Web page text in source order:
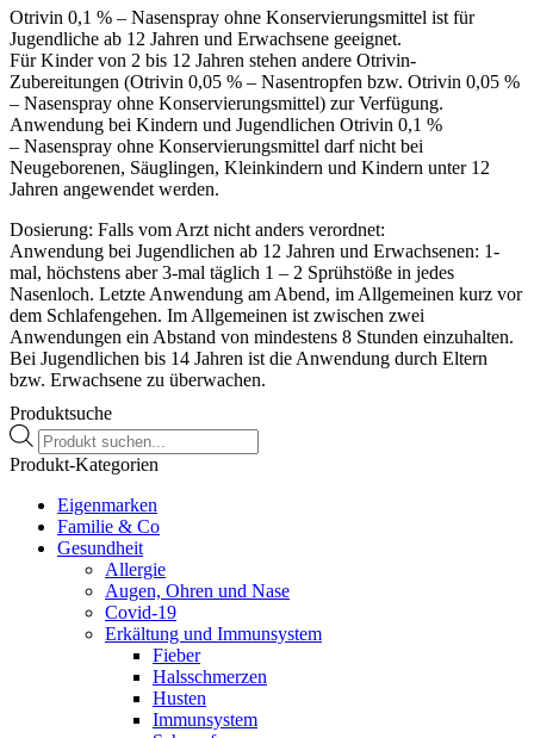
Otrivin 0,1 % – Nasenspray ohne Konservierungsmittel ist für
Jugendliche ab 12 Jahren und Erwachsene geeignet.
Für Kinder von 2 bis 12 Jahren stehen andere Otrivin-
Zubereitungen (Otrivin 0,05 % – Nasentropfen bzw. Otrivin 0,05 %
– Nasenspray ohne Konservierungsmittel) zur Verfügung.
Anwendung bei Kindern und Jugendlichen Otrivin 0,1 %
– Nasenspray ohne Konservierungsmittel darf nicht bei
Neugeborenen, Säuglingen, Kleinkindern und Kindern unter 12
Jahren angewendet werden.
Dosierung: Falls vom Arzt nicht anders verordnet:
Anwendung bei Jugendlichen ab 12 Jahren und Erwachsenen: 1-
mal, höchstens aber 3-mal täglich 1 – 2 Sprühstöße in jedes
Nasenloch. Letzte Anwendung am Abend, im Allgemeinen kurz vor
dem Schlafengehen. Im Allgemeinen ist zwischen zwei
Anwendungen ein Abstand von mindestens 8 Stunden einzuhalten.
Bei Jugendlichen bis 14 Jahren ist die Anwendung durch Eltern
bzw. Erwachsene zu überwachen.
Zusammensetzung
Was Otrivin 0,1 % -Nasenspray ohne Konservierungsmittel enthält
1 mg Xylometazolinhydrochlorid. Die sonstigen Bestandteile sind:
Natriumdihydrogenphosphat-Dihydrat,
Natriummonohydrogenphosphat-Dodecahydrat, Natriumchlorid,
Natriumedetat-Dihydrat und gereinigtes Wasser. 1 Sprühstoß = 0,07
ml Lösung
Wichtige Hinweise:
Zugelassenes Arzneimittel: Zu Risiken und Nebenwirkungen lesen
Sie die Packungsbeilage und fragen Sie Ihren Arzt oder Apotheker.
Produktsuche
Products
search
Produkt-Kategorien
Eigenmarken
Familie & Co
Gesundheit
Allergie
Augen, Ohren und Nase
Covid-19
Erkältung und Immunsystem
Fieber
Halsschmerzen
Husten
Immunsystem